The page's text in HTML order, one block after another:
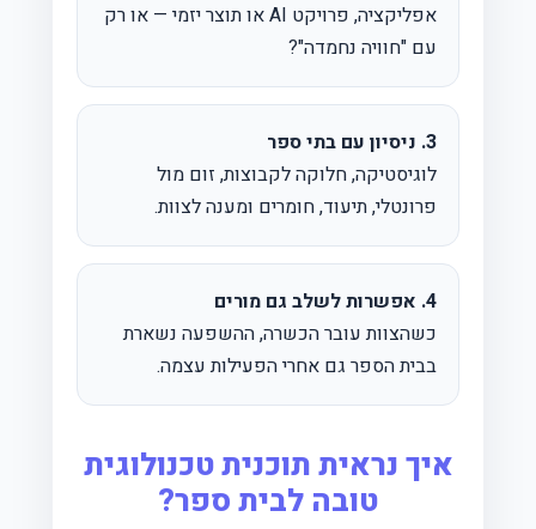
אפליקציה, פרויקט AI או תוצר יזמי — או רק
עם "חוויה נחמדה"?
3. ניסיון עם בתי ספר
לוגיסטיקה, חלוקה לקבוצות, זום מול
פרונטלי, תיעוד, חומרים ומענה לצוות.
4. אפשרות לשלב גם מורים
כשהצוות עובר הכשרה, ההשפעה נשארת
בבית הספר גם אחרי הפעילות עצמה.
איך נראית תוכנית טכנולוגית
טובה לבית ספר?